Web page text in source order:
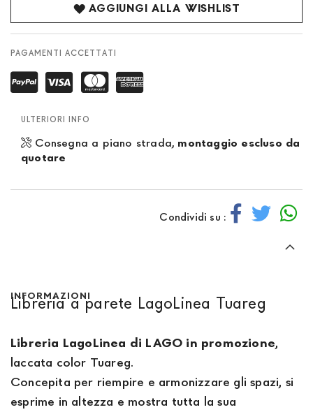
AGGIUNGI ALLA WISHLIST
PAGAMENTI ACCETTATI
ULTERIORI INFO
Consegna a piano strada, montaggio escluso da
quotare
Condividi su :
INFORMAZIONI
Libreria a parete LagoLinea Tuareg
Libreria LagoLinea di LAGO in promozione,
laccata color Tuareg.
Concepita per riempire e armonizzare gli spazi, si
esprime in altezza e mostra tutta la sua